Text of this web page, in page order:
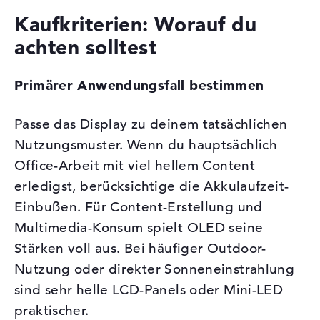
Kaufkriterien: Worauf du
achten solltest
Primärer Anwendungsfall bestimmen
Passe das Display zu deinem tatsächlichen
Nutzungsmuster. Wenn du hauptsächlich
Office-Arbeit mit viel hellem Content
erledigst, berücksichtige die Akkulaufzeit-
Einbußen. Für Content-Erstellung und
Multimedia-Konsum spielt OLED seine
Stärken voll aus. Bei häufiger Outdoor-
Nutzung oder direkter Sonneneinstrahlung
sind sehr helle LCD-Panels oder Mini-LED
praktischer.